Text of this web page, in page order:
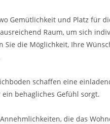
Gemütlichkeit und Platz für
Raum, um sich
Sie die Möglichkeit, Ihre
schaffen eine
behagliches Gefühl sorgt.
die das